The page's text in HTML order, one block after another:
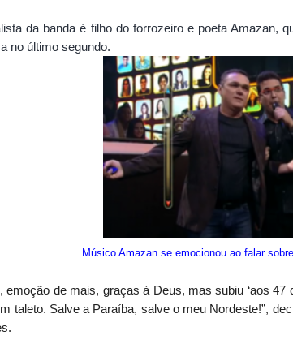
da banda é filho do forrozeiro e poeta Amazan,
no último segundo.
Músico Amazan se emocionou ao falar
emoção de mais, graças à Deus, mas subiu ‘aos
taleto. Salve a Paraíba, salve o meu Nordeste!”,